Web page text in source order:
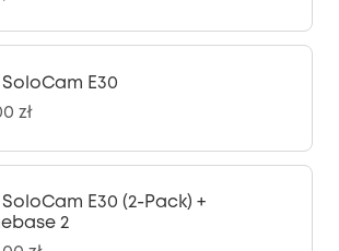
E30
zł
E30 (2-Pack) +
2